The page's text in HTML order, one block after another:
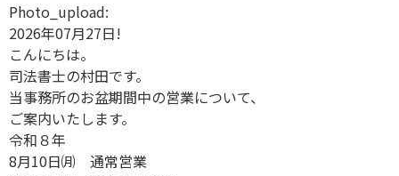
Photo_upload:
2026年07月27日!
こんにちは。
司法書士の村田です。
当事務所のお盆期間中の営業について、
ご案内いたします。
令和８年
8月10日㈪ 通常営業